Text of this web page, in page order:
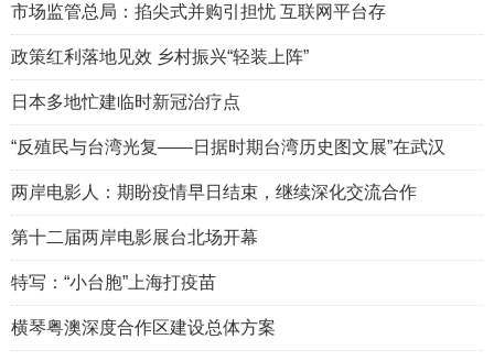
市场监管总局：掐尖式并购引担忧 互联网平台存
政策红利落地见效 乡村振兴“轻装上阵”
日本多地忙建临时新冠治疗点
“反殖民与台湾光复——日据时期台湾历史图文展”在武汉
两岸电影人：期盼疫情早日结束，继续深化交流合作
第十二届两岸电影展台北场开幕
特写：“小台胞”上海打疫苗
横琴粤澳深度合作区建设总体方案